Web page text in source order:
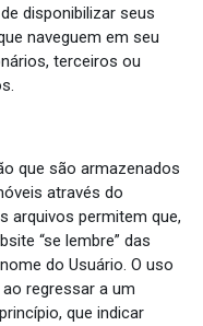
disponibilizar seus
naveguem em seu
terceiros ou
que são armazenados
através do
arquivos permitem que,
“se lembre” das
do Usuário. O uso
regressar a um
que indicar